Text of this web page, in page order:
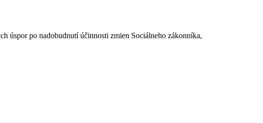
po nadobudnutí účinnosti zmien Sociálneho zákonníka,